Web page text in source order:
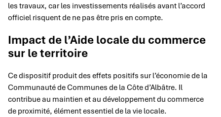
les travaux, car les investissements réalisés avant l’accord
officiel risquent de ne pas être pris en compte.
Impact de l’Aide locale du commerce
sur le territoire
Ce dispositif produit des effets positifs sur l’économie de la
Communauté de Communes de la Côte d’Albâtre. Il
contribue au maintien et au développement du commerce
de proximité, élément essentiel de la vie locale.